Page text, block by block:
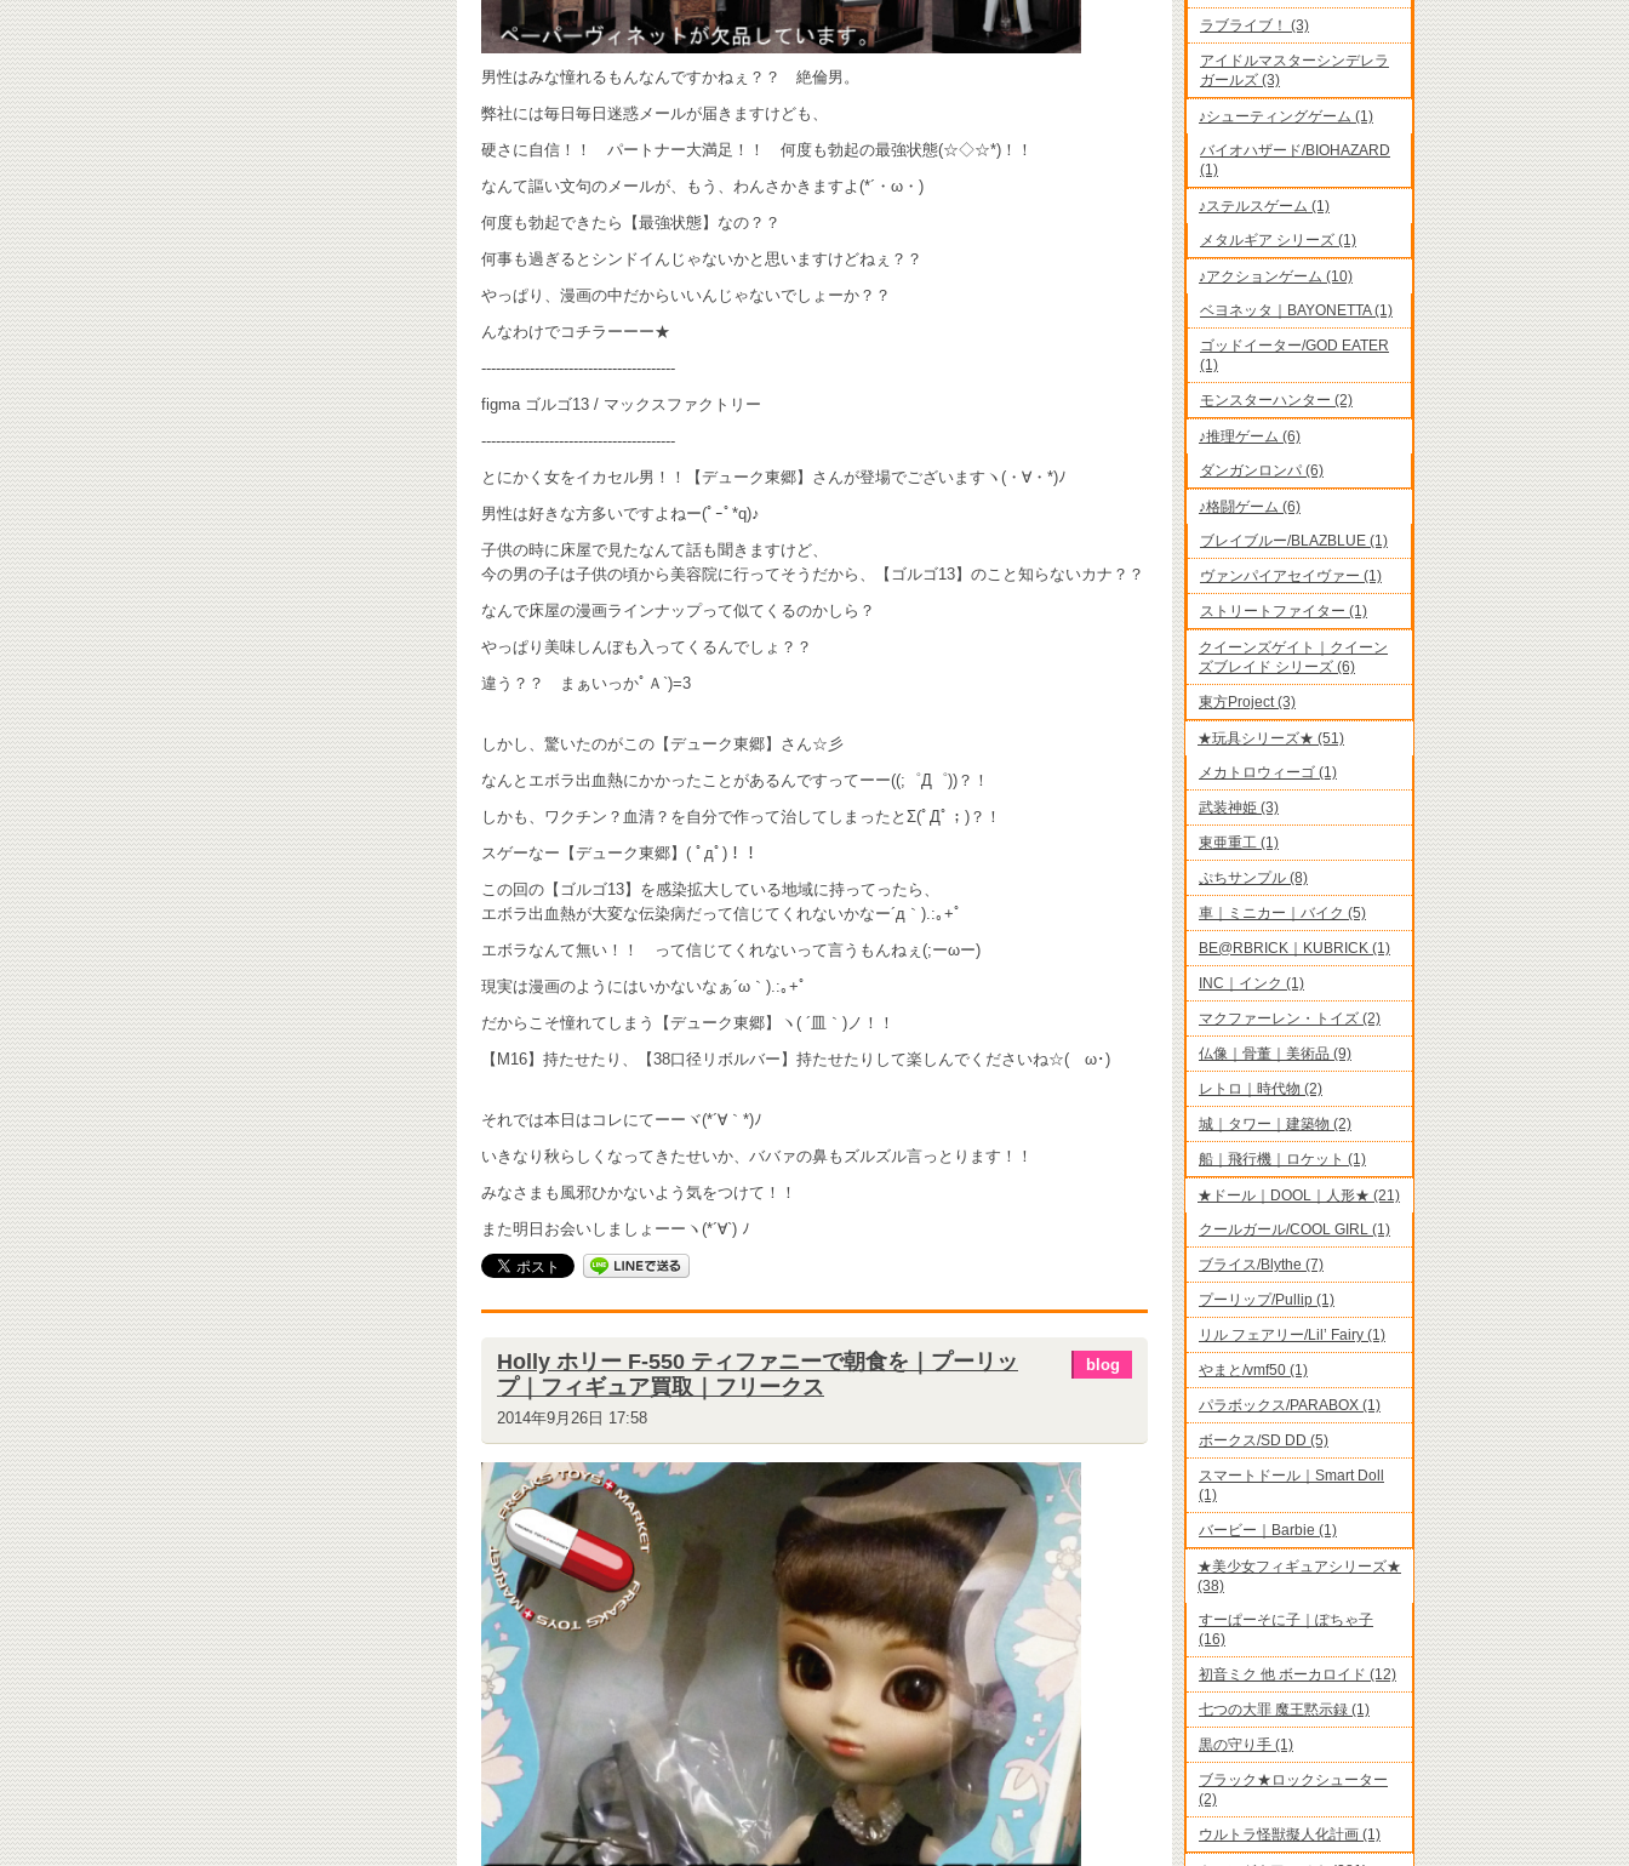
男性はみな憧れるもんなんですかねぇ？？ 絶倫男。
弊社には毎日毎日迷惑メールが届きますけども、
硬さに自信！！ パートナー大満足！！ 何度も勃起の最強状態(☆◇☆*)！！
なんて謳い文句のメールが、もう、わんさかきますよ(*´・ω・)
何度も勃起できたら【最強状態】なの？？
何事も過ぎるとシンドイんじゃないかと思いますけどねぇ？？
やっぱり、漫画の中だからいいんじゃないでしょーか？？
んなわけでコチラーーー★
----------------------------------------
figma ゴルゴ13 / マックスファクトリー
----------------------------------------
とにかく女をイカセル男！！【デューク東郷】さんが登場でございますヽ(・∀・*)ﾉ
男性は好きな方多いですよねー(ﾟｰﾟ*q)♪
子供の時に床屋で見たなんて話も聞きますけど、
今の男の子は子供の頃から美容院に行ってそうだから、【ゴルゴ13】のこと知らないカナ？？
なんで床屋の漫画ラインナップって似てくるのかしら？
やっぱり美味しんぼも入ってくるんでしょ？？
違う？？ まぁいっかﾟＡ`)=3
しかし、驚いたのがこの【デューク東郷】さん☆彡
なんとエボラ出血熱にかかったことがあるんですってーー((;゜Д゜))？！
しかも、ワクチン？血清？を自分で作って治してしまったとΣ(ﾟДﾟ；)？！
スゲーなー【デューク東郷】( ﾟдﾟ)！！
この回の【ゴルゴ13】を感染拡大している地域に持ってったら、
エボラ出血熱が大変な伝染病だって信じてくれないかなー´д｀).:｡+ﾟ
エボラなんて無い！！ って信じてくれないって言うもんねぇ(;ーωー)
現実は漫画のようにはいかないなぁ´ω｀).:｡+ﾟ
だからこそ憧れてしまう【デューク東郷】ヽ( ´皿｀)ノ！！
【M16】持たせたり、【38口径リボルバー】持たせたりして楽しんでくださいね☆(ゝω･)
それでは本日はコレにてーーヾ(*´∀｀*)ﾉ
いきなり秋らしくなってきたせいか、ババァの鼻もズルズル言っとります！！
みなさまも風邪ひかないよう気をつけて！！
また明日お会いしましょーーヽ(*´∀`) ﾉ
Holly ホリー F-550 ティファニーで朝食を｜プーリッ
プ｜フィギュア買取｜フリークス
2014年9月26日 17:58
blog
ラブライブ！ (3)
アイドルマスターシンデレラ
ガールズ (3)
♪シューティングゲーム (1)
バイオハザード/BIOHAZARD
(1)
♪ステルスゲーム (1)
メタルギア シリーズ (1)
♪アクションゲーム (10)
ベヨネッタ｜BAYONETTA (1)
ゴッドイーター/GOD EATER
(1)
モンスターハンター (2)
♪推理ゲーム (6)
ダンガンロンパ (6)
♪格闘ゲーム (6)
ブレイブルー/BLAZBLUE (1)
ヴァンパイアセイヴァー (1)
ストリートファイター (1)
クイーンズゲイト｜クイーン
ズブレイド シリーズ (6)
東方Project (3)
★玩具シリーズ★ (51)
メカトロウィーゴ (1)
武装神姫 (3)
東亜重工 (1)
ぷちサンプル (8)
車｜ミニカー｜バイク (5)
BE@RBRICK｜KUBRICK (1)
INC｜インク (1)
マクファーレン・トイズ (2)
仏像｜骨董｜美術品 (9)
レトロ｜時代物 (2)
城｜タワー｜建築物 (2)
船｜飛行機｜ロケット (1)
★ドール｜DOOL｜人形★ (21)
クールガール/COOL GIRL (1)
ブライス/Blythe (7)
プーリップ/Pullip (1)
リル フェアリー/Lil’ Fairy (1)
やまと/vmf50 (1)
パラボックス/PARABOX (1)
ボークス/SD DD (5)
スマートドール｜Smart Doll
(1)
バービー｜Barbie (1)
★美少女フィギュアシリーズ★
(38)
すーぱーそに子｜ぽちゃ子
(16)
初音ミク 他 ボーカロイド (12)
七つの大罪 魔王黙示録 (1)
黒の守り手 (1)
ブラック★ロックシューター
(2)
ウルトラ怪獣擬人化計画 (1)